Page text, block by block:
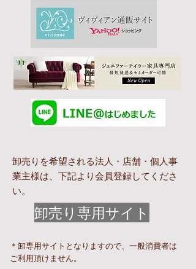
卸売りを希望される法人・店舗・個人事
業主様は、下記より​会員登録してくださ
い。
卸売り専用サイト
＊卸専用サイトとなりますので、一般消費者は
ご利用頂けません。